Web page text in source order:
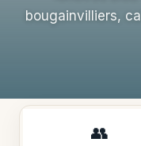
bougainvilliers,
👥